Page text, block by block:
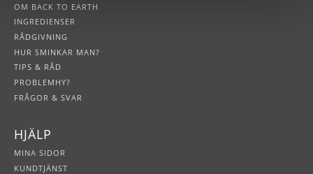
OM BACK TO EARTH
INGREDIENSER
RÅDGIVNING
HUR SMINKAR MAN?
TIPS & RÅD
PROBLEMHY?
FRÅGOR & SVAR
HJÄLP
MINA SIDOR
KUNDTJÄNST